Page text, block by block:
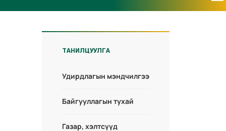
ТАНИЛЦУУЛГА
Удирдлагын мэндчилгээ
Байгууллагын тухай
Газар, хэлтсүүд